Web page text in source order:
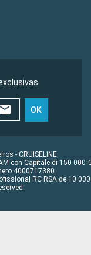
OK
- CRUISELINE
con Capitale di 150 000 €
4000717380
RC RSA de 10 000